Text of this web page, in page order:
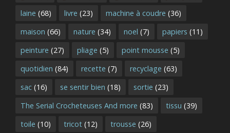
laine (68) livre (23) machine à coudre (36)
maison (66) nature (34) noel (7) papiers (11)
peinture (27) pliage (5) point mousse (5)
quotidien (84) recette (7) recyclage (63)
sac (16) se sentir bien (18) sortie (23)
The Serial Crocheteuses And more (83) tissu (39)
toile (10) tricot (12) trousse (26)